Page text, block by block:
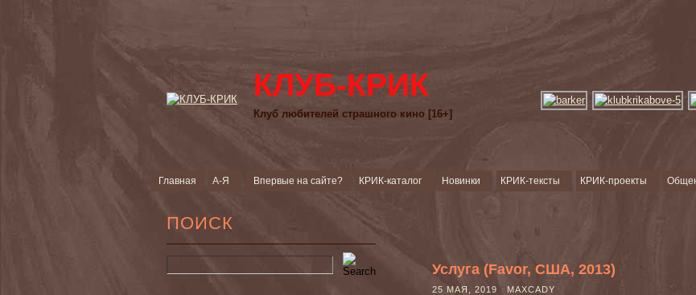
КЛУБ-КРИК
Клуб любителей страшного кино [16+]
Главная А-Я Впервые на сайте? КРИК-каталог Новинки КРИК-тексты КРИК-проекты
ПОИСК
Услуга (Favor, США, 2013)
25 МАЯ, 2019 MAXCADY